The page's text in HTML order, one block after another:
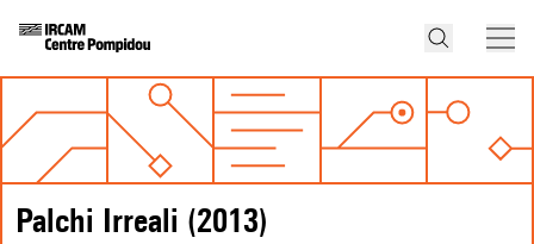
Palchi Irreali (2013)